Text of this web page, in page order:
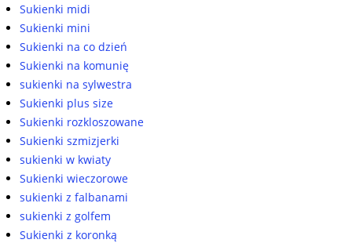
Sukienki midi
Sukienki mini
Sukienki na co dzień
Sukienki na komunię
sukienki na sylwestra
Sukienki plus size
Sukienki rozkloszowane
Sukienki szmizjerki
sukienki w kwiaty
Sukienki wieczorowe
sukienki z falbanami
sukienki z golfem
Sukienki z koronką